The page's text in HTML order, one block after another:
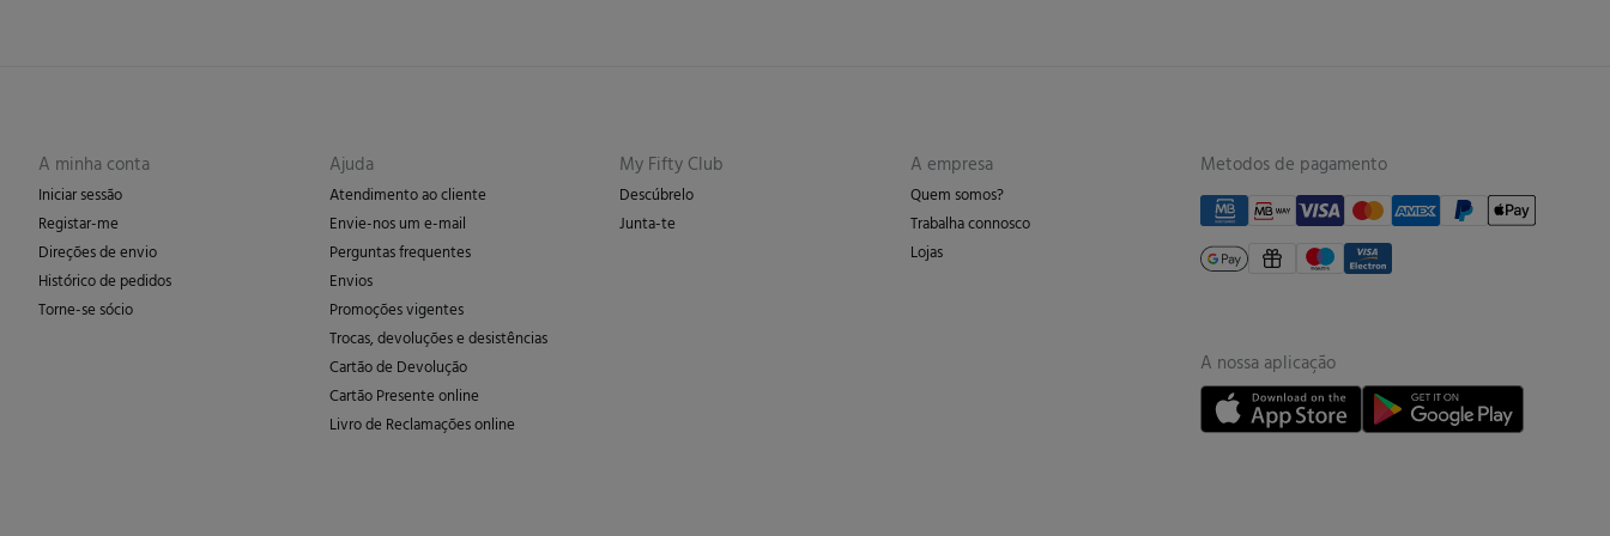
A minha conta
Iniciar sessão
Registar-me
Direções de envio
Histórico de pedidos
Torne-se sócio
Ajuda
Atendimento ao cliente
Envie-nos um e-mail
Perguntas frequentes
Envios
Promoções vigentes
Trocas, devoluções e desistências
Cartão de Devolução
Cartão Presente online
Livro de Reclamações online
My Fifty Club
Descúbrelo
Junta-te
A empresa
Quem somos?
Trabalha connosco
Lojas
Metodos de pagamento
A nossa aplicação